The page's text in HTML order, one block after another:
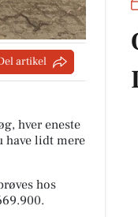
artikel
hver eneste
have lidt mere
hos